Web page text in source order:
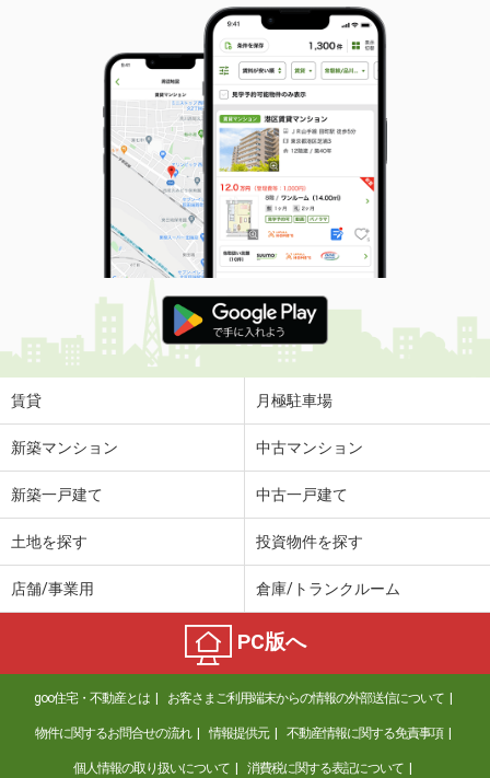
千葉県船橋市東船橋４
28.56m²
間取り
1K
千葉県船橋市前原西４
価 格
13.40万円
住 所
千葉県船橋市前原西４
専有面積 57.56m²
間取り
2LDK
千葉県市川市柏井町２丁目
価 格
5万円
住 所
千葉県市川市柏井町２丁目
専有面積
千葉県柏市今谷上町
千葉県松戸市松戸
5.80万円
住 所
千葉県松戸市松戸
専有面積 17.58m²
間取り
1K
千葉県千葉市中央区椿森１
賃貸 月極駐車場
新築マンション 中古マンション
新築一戸建て 中古一戸建て
土地を探す 投資物件を探す
店舗/事業用 倉庫/トランクルーム
PC版へ
goo住宅・不動産とは お客さまご利用端末からの情報の外部送信について
物件に関するお問合せの流れ 情報提供元 不動産情報に関する免責事項
個人情報の取り扱いについて 消費税に関する表記について